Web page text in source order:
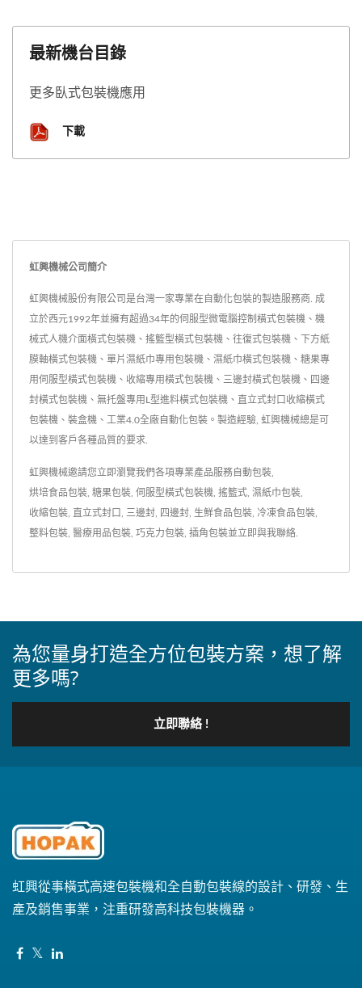
最新機台目錄
更多臥式包裝機應用
下載
虹興機械公司簡介
虹興機械股份有限公司是台灣一家專業在自動化包裝的製造服務商. 成
立於西元1992年並擁有超過34年的伺服型微電腦控制橫式包裝機、機
械式人機介面橫式包裝機、搖籃型橫式包裝機、往復式包裝機、下方紙
膜軸橫式包裝機、單片濕紙巾專用包裝機、濕紙巾橫式包裝機、糖果專
用伺服型橫式包裝機、收縮專用橫式包裝機、三邊封橫式包裝機、四邊
封橫式包裝機、無托盤專用L型進料橫式包裝機、直立式封口收縮橫式
包裝機、裝盒機、工業4.0全廠自動化包裝。製造經驗, 虹興機械總是可
以達到客戶各種品質的要求.
虹興機械邀請您立即瀏覽我們各項專業產品服務 自動包裝
烘培食品包裝 糖果包裝 伺服型橫式包裝機 搖籃式 濕紙巾包裝
收縮包裝 直立式封口 三邊封 四邊封 生鮮食品包裝 冷凍食品包裝
整料包裝 醫療用品包裝 巧克力包裝 插角包裝並立即與我聯絡
為您量身打造全方位包裝方案，想了解
更多嗎?
立即聯絡 !
虹興從事橫式高速包裝機和全自動包裝線的設計、研發、生
產及銷售事業，注重研發高科技包裝機器。